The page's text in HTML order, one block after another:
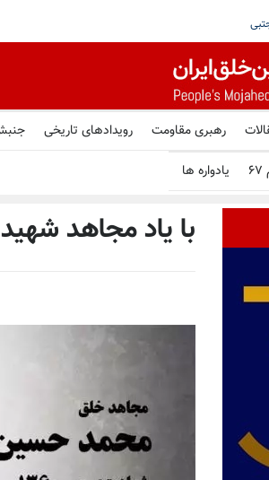
به پایان می‌رسد
رهبری مقاومت رویدادهای تاریخی
یادواره ها
با یاد مجاهد